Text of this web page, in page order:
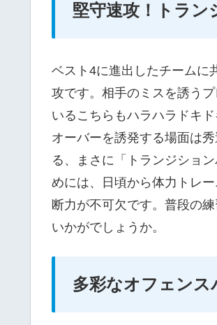
堅守速攻！トラン
ベスト4に進出したチームに
攻です。相手のミスを誘う
いるこちらもハラハラドキ
オーバーを誘発する場面は
る、まさに「トランジショ
めには、日頃から体力トレ
断力が不可欠です。普段の
いかがでしょうか。
多彩なオフェンス